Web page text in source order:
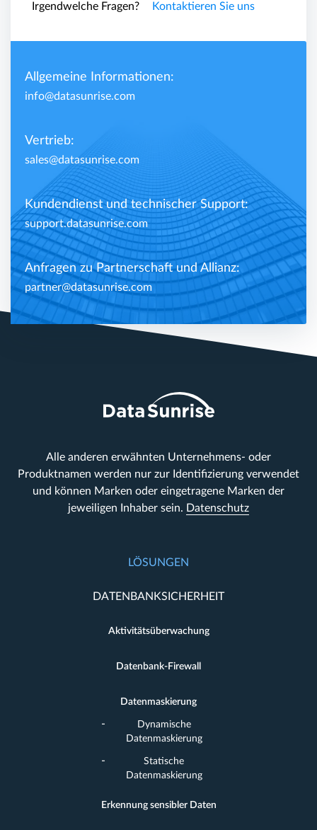
Irgendwelche Fragen? Kontaktieren Sie uns
Allgemeine Informationen:
info@datasunrise.com
Vertrieb:
sales@datasunrise.com
Kundendienst und technischer Support:
support.datasunrise.com
Anfragen zu Partnerschaft und Allianz:
partner@datasunrise.com
Alle anderen erwähnten Unternehmens- oder
Produktnamen werden nur zur Identifizierung verwendet
und können Marken oder eingetragene Marken der
jeweiligen Inhaber sein. Datenschutz
LÖSUNGEN
DATENBANKSICHERHEIT
Aktivitätsüberwachung
Datenbank-Firewall
Datenmaskierung
Dynamische
Datenmaskierung
Statische
Datenmaskierung
Erkennung sensibler Daten